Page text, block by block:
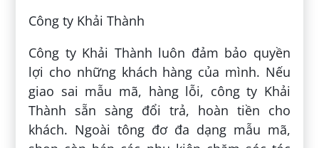
Công ty Khải Thành
Công ty Khải Thành luôn đảm bảo quyền
lợi cho những khách hàng của mình. Nếu
giao sai mẫu mã, hàng lỗi, công ty Khải
Thành sẵn sàng đổi trả, hoàn tiền cho
khách. Ngoài tông đơ đa dạng mẫu mã,